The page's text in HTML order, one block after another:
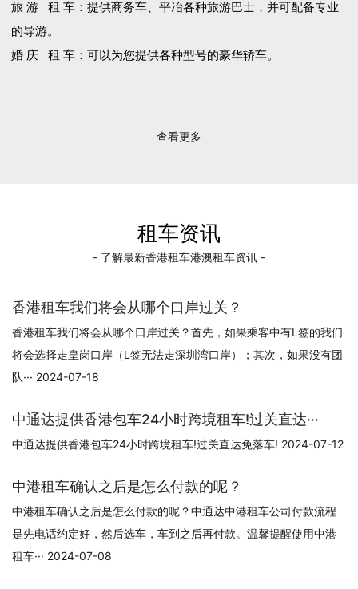
旅 游 租 车：提供商务车、平冶各种旅游巴士，并可配备专业
的导游。
婚 庆 租 车：可以为您提供各种型号的豪华轿车。
查看更多
租车资讯
- 了解最新香港租车港澳租车资讯 -
香港租车我们将会从哪个口岸过关？
香港租车我们将会从哪个口岸过关？首先，如果乘客中有L签的我们
将会选择走皇岗口岸（L签无法走深圳湾口岸）；其次，如果没有团
队··· 2024-07-18
中通达提供香港包车24小时跨境租车!过关直达···
中通达提供香港包车24小时跨境租车!过关直达免落车! 2024-07-12
中港租车确认之后是怎么付款的呢？
中港租车确认之后是怎么付款的呢？中通达中港租车公司付款流程
是先电话约定好，然后选车，车到之后再付款。温馨提醒使用中港
租车··· 2024-07-08